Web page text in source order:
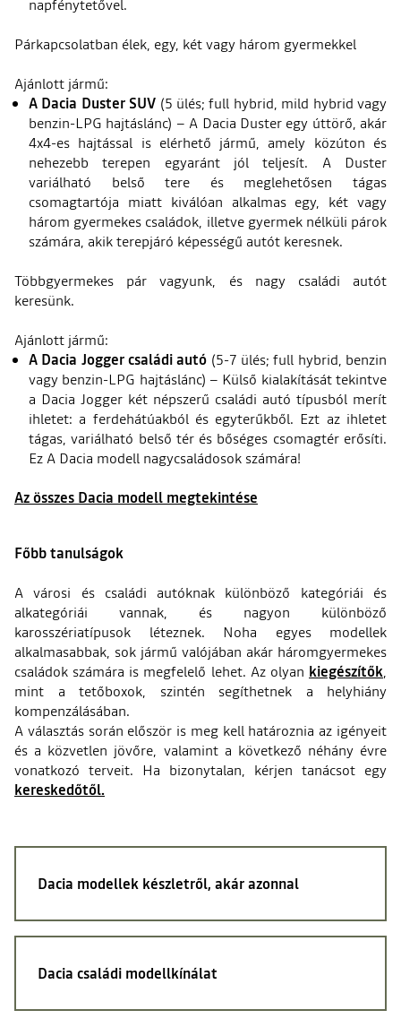
napfénytetővel.
Párkapcsolatban élek, egy, két vagy három gyermekkel
Ajánlott jármű:
A Dacia Duster SUV (5 ülés; full hybrid, mild hybrid vagy
benzin-LPG hajtáslánc) – A Dacia Duster egy úttörő, akár
4x4-es hajtással is elérhető jármű, amely közúton és
nehezebb terepen egyaránt jól teljesít. A Duster
variálható belső tere és meglehetősen tágas
csomagtartója miatt kiválóan alkalmas egy, két vagy
három gyermekes családok, illetve gyermek nélküli párok
számára, akik terepjáró képességű autót keresnek.
Többgyermekes pár vagyunk, és nagy családi autót
keresünk.
Ajánlott jármű:
A Dacia Jogger családi autó (5-7 ülés; full hybrid, benzin
vagy benzin-LPG hajtáslánc) – Külső kialakítását tekintve
a Dacia Jogger két népszerű családi autó típusból merít
ihletet: a ferdehátúakból és egyterűkből. Ezt az ihletet
tágas, variálható belső tér és bőséges csomagtér erősíti.
Ez A Dacia modell nagycsaládosok számára!
Az összes Dacia modell megtekintése
Főbb tanulságok
A városi és családi autóknak különböző kategóriái és
alkategóriái vannak, és nagyon különböző
karosszériatípusok léteznek. Noha egyes modellek
alkalmasabbak, sok jármű valójában akár háromgyermekes
családok számára is megfelelő lehet. Az olyan kiegészítők,
mint a tetőboxok, szintén segíthetnek a helyhiány
kompenzálásában.
A választás során először is meg kell határoznia az igényeit
és a közvetlen jövőre, valamint a következő néhány évre
vonatkozó terveit. Ha bizonytalan, kérjen tanácsot egy
kereskedőtől.
Dacia modellek készletről, akár azonnal
Dacia családi modellkínálat